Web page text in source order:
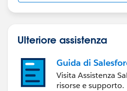
Ulteriore assistenza
Guida di
Visita Assistenza
risorse e supporto.